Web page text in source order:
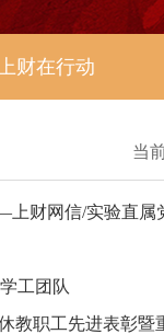
财在行动
当
财网信/实验直属
工团队
教职工先进表彰暨